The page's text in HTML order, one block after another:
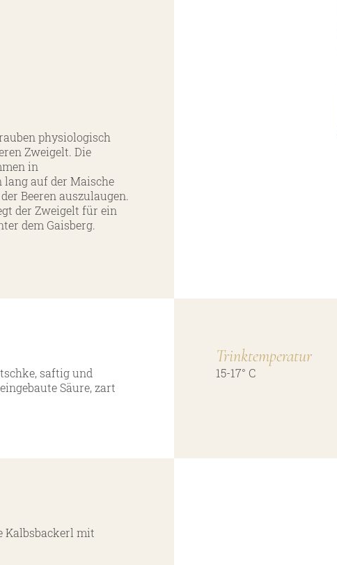
physiologisch
Zweigelt. Die
in
lang auf der Maische
Beeren auszulaugen.
der Zweigelt für ein
dem Gaisberg.
saftig und
Säure, zart
Trinktemperatur
15-17° C
Kalbsbackerl mit